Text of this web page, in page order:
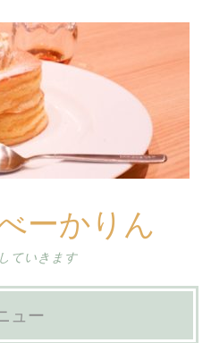
ーかりん
ていきます
ュー